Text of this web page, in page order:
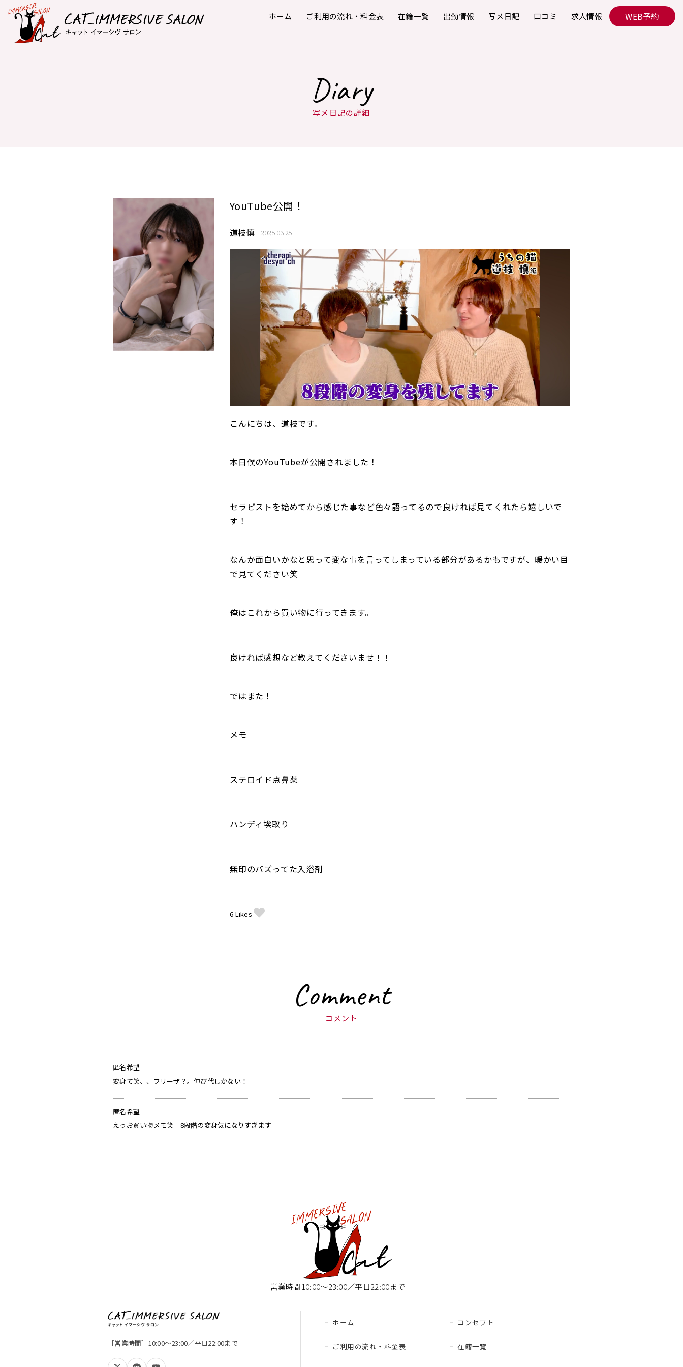
ホーム ご利用の流れ・料金表 在籍一覧 出勤情報 写メ日記 口コミ 求人情報 WEB予約
Diary
写メ日記の詳細
YouTube公開！
道枝慎 2025.03.25
こんにちは、道枝です。
本日僕のYouTubeが公開されました！
セラピストを始めてから感じた事など色々語ってるので良ければ見てくれたら嬉しいで
す！
なんか面白いかなと思って変な事を言ってしまっている部分があるかもですが、暖かい目
で見てください笑
俺はこれから買い物に行ってきます。
良ければ感想など教えてくださいませ！！
ではまた！
メモ
ステロイド点鼻薬
ハンディ埃取り
無印のバズってた入浴剤
6 Likes
Comment
コメント
匿名希望
変身て笑、、フリーザ？。伸び代しかない！
匿名希望
えっお買い物メモ笑 8段階の変身気になりすぎます
営業時間10:00〜23:00／平日22:00まで
［営業時間］10:00〜23:00／平日22:00まで
ホーム コンセプト
ご利用の流れ・料金表 在籍一覧